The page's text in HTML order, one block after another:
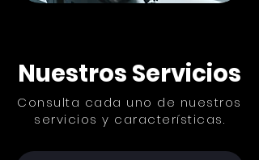
Nuestros Servicios
Consulta cada uno de nuestros
servicios y características.